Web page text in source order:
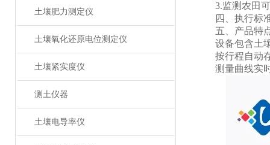
土壤肥力测定仪
土壤氧化还原电位测定仪
土壤紧实度仪
测土仪器
土壤电导率仪
3.‌监测农田可
四、执行标准
五、产品特
设备包含土壤
按行程自动存
测量曲线实